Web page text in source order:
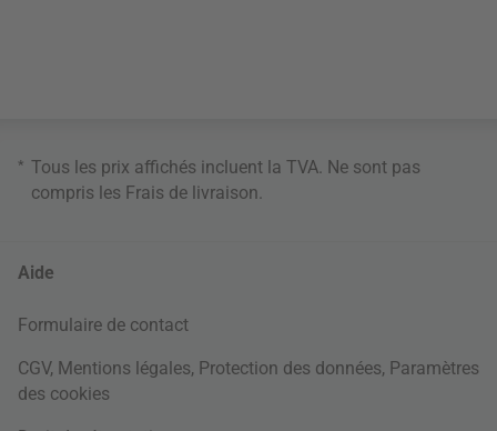
* Tous les prix affichés incluent la TVA. Ne sont pas
compris les Frais de livraison
Aide
Formulaire de contact
CGV, Mentions légales, Protection des données, Paramètres
des cookies